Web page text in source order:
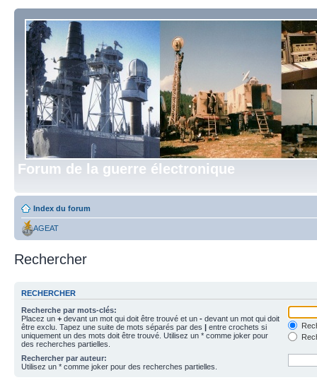
Forum de la guerre électronique
Index du forum
AGEAT
Rechercher
RECHERCHER
Recherche par mots-clés:
Placez un + devant un mot qui doit être trouvé et un - devant un mot qui doit
être exclu. Tapez une suite de mots séparés par des | entre crochets si
uniquement un des mots doit être trouvé. Utilisez un * comme joker pour
des recherches partielles.
Rechercher par auteur:
Utilisez un * comme joker pour des recherches partielles.